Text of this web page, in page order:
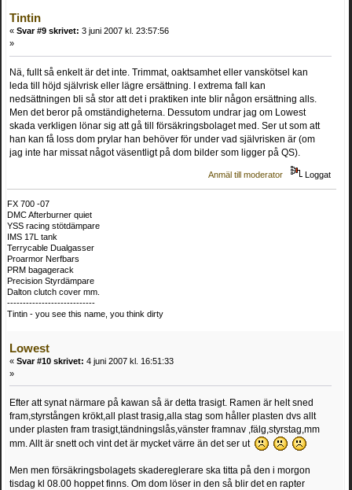
Tintin
« Svar #9 skrivet: 3 juni 2007 kl. 23:57:56
»
Nä, fullt så enkelt är det inte. Trimmat, oaktsamhet eller vanskötsel kan
leda till höjd självrisk eller lägre ersättning. I extrema fall kan
nedsättningen bli så stor att det i praktiken inte blir någon ersättning alls.
Men det beror på omständigheterna. Dessutom undrar jag om Lowest
skada verkligen lönar sig att gå till försäkringsbolaget med. Ser ut som att
han kan få loss dom prylar han behöver för under vad självrisken är (om
jag inte har missat något väsentligt på dom bilder som ligger på QS).
Anmäl till moderator Loggat
FX 700 -07
DMC Afterburner quiet
YSS racing stötdämpare
IMS 17L tank
Terrycable Dualgasser
Proarmor Nerfbars
PRM bagagerack
Precision Styrdämpare
Dalton clutch cover mm.
----------------------------
Tintin - you see this name, you think dirty
Lowest
« Svar #10 skrivet: 4 juni 2007 kl. 16:51:33
»
Efter att synat närmare på kawan så är detta trasigt. Ramen är helt sned
fram,styrstången krökt,all plast trasig,alla stag som håller plasten dvs allt
under plasten fram trasigt,tändningslås,vänster framnav ,fälg,styrstag,mm
mm. Allt är snett och vint det är mycket värre än det ser ut
Men men försäkringsbolagets skadereglerare ska titta på den i morgon
tisdag kl 08.00 hoppet finns. Om dom löser in den så blir det en rapter